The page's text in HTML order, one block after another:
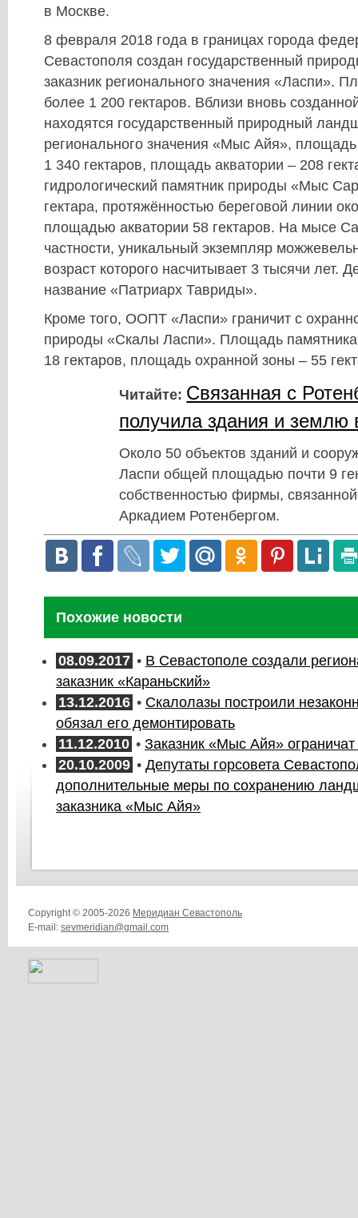
в Москве.
8 февраля 2018 года в границах города
Севастополя создан государственный
заказник регионального значения «Ласпи».
более 1 200 гектаров. Вблизи вновь
находятся государственный природный
регионального значения «Мыс Айя», площадь
1 340 гектаров, площадь акватории – 208
гидрологический памятник природы «Мыс
гектара, протяжённостью береговой линии
площадью акватории 58 гектаров. На мысе
частности, уникальный экземпляр
возраст которого насчитывает 3 тысячи лет.
название «Патриарх Тавриды».
Кроме того, ООПТ «Ласпи» граничит с
природы «Скалы Ласпи». Площадь
18 гектаров, площадь охранной зоны – 55
Читайте: Связанная с
получила здания и землю
Около 50 объектов зданий и
Ласпи общей площадью почти 9
собственностью фирмы,
Аркадием Ротенбергом.
Похожие новости
08.09.2017 • В Севастополе создали
заказник «Караньский»
13.12.2016 • Скалолазы построили
обязал его демонтировать
11.12.2010 • Заказник «Мыс Айя»
20.10.2009 • Депутаты горсовета
дополнительные меры по сохранению
заказника «Мыс Айя»
Copyright © 2005-2026 Меридиан Севастополь
E-mail: sevmeridian@gmail.com